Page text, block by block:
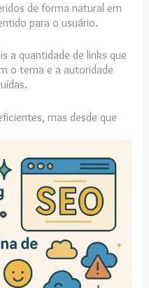
de forma natural em
para o usuário.
a quantidade de links que
o tema e a autoridade
mas desde que